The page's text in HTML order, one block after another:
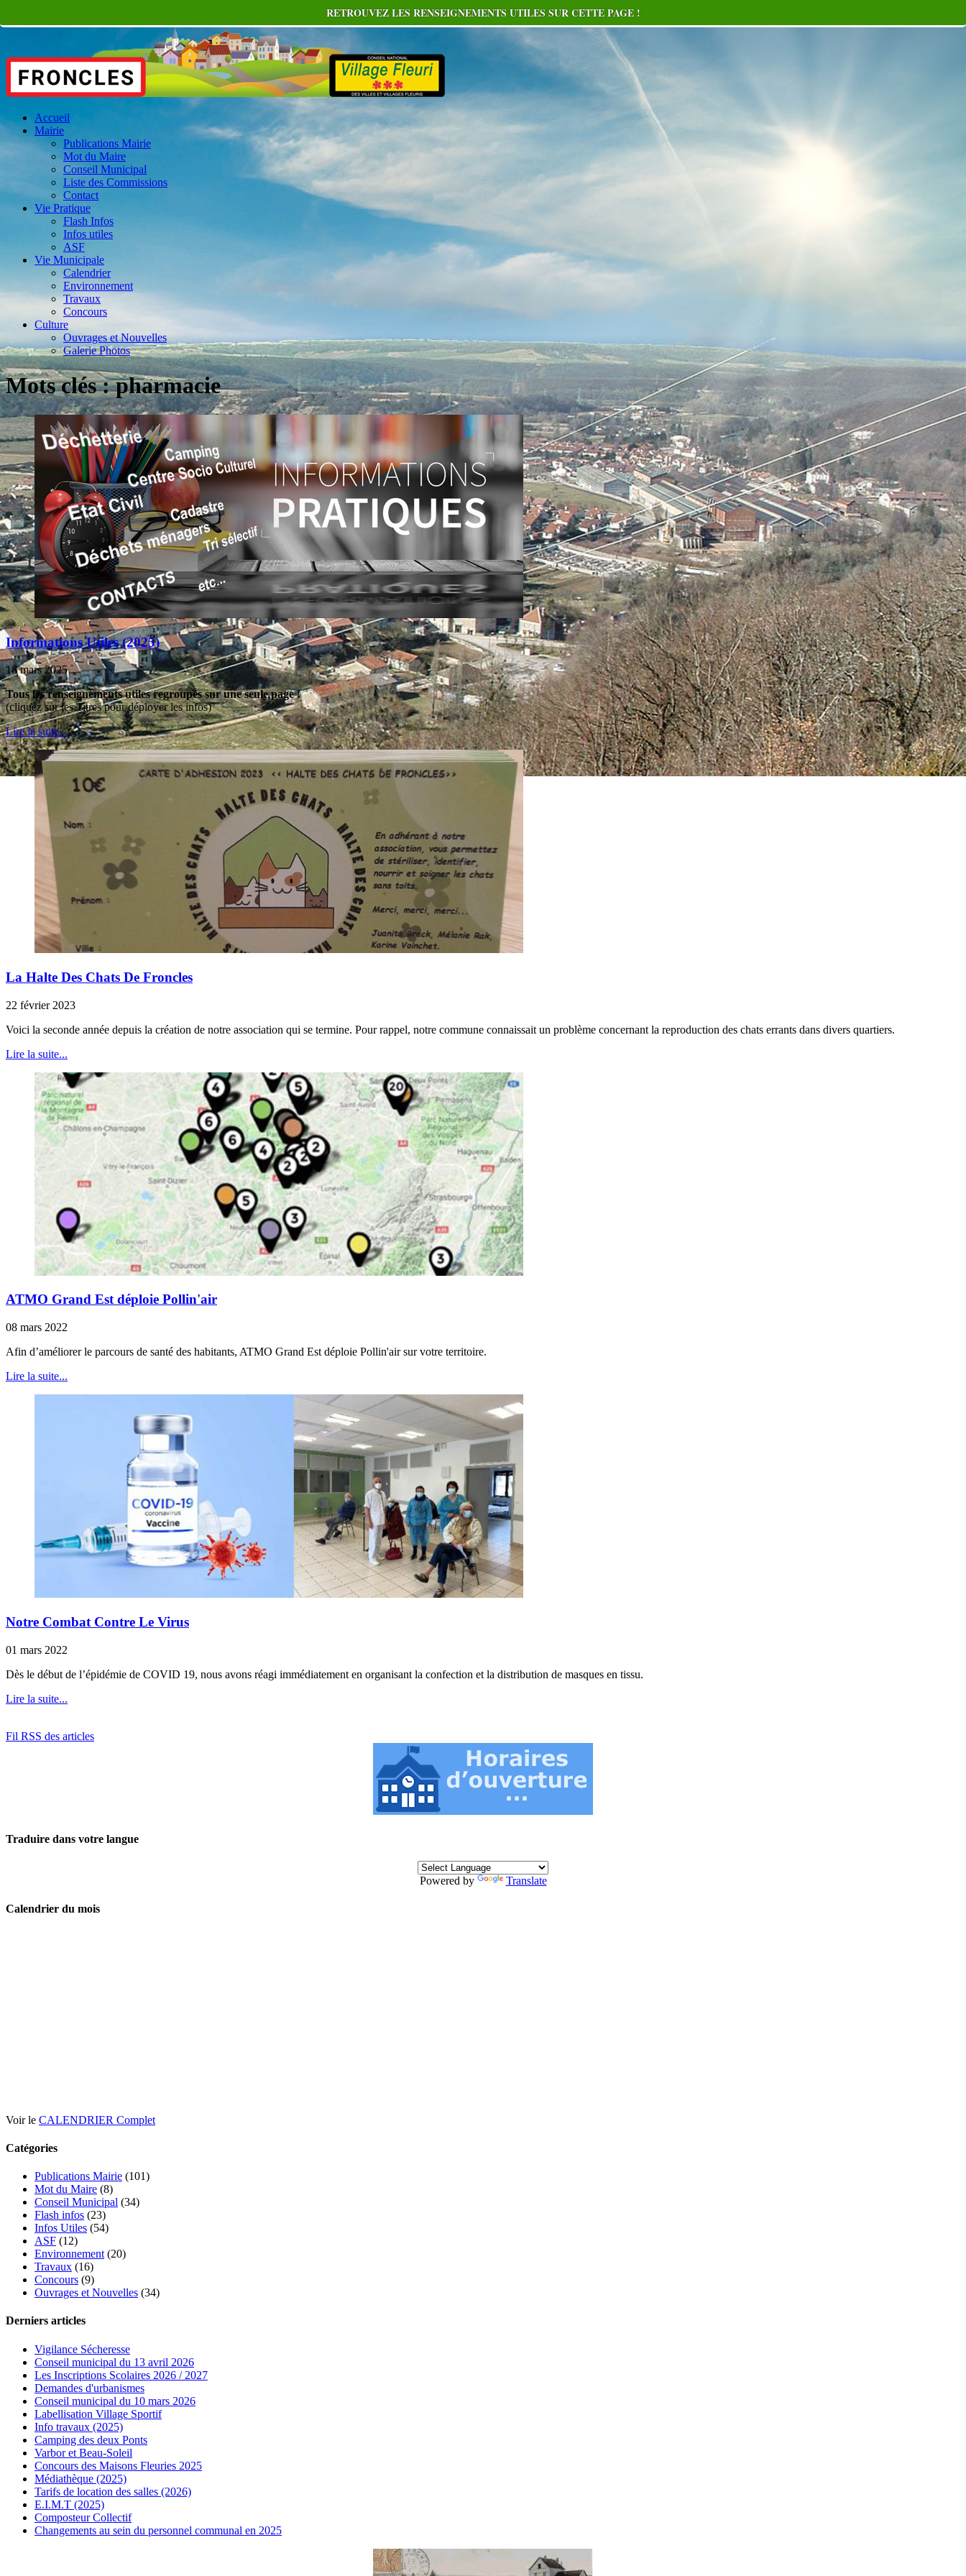
Accueil
Mairie
Publications Mairie
Mot du Maire
Conseil Municipal
Liste des Commissions
Contact
Vie Pratique
Flash Infos
Infos utiles
ASF
Vie Municipale
Calendrier
Environnement
Travaux
Concours
Culture
Ouvrages et Nouvelles
Galerie Photos
Mots clés : pharmacie
Informations Utiles (2025)
18 mars 2025
Tous les renseignements utiles regroupés sur une seule page !
(cliquez sur les Titres pour déployer les infos)
Lire la suite...
La Halte Des Chats De Froncles
22 février 2023
Voici la seconde année depuis la création de notre association qui se termine. Pour rappel, notre commune connaissait un problème concernant la reproduction des chats errants dans divers quartiers.
Lire la suite...
ATMO Grand Est déploie Pollin'air
08 mars 2022
Afin d’améliorer le parcours de santé des habitants, ATMO Grand Est déploie Pollin'air sur votre territoire.
Lire la suite...
Notre Combat Contre Le Virus
01 mars 2022
Dès le début de l’épidémie de COVID 19, nous avons réagi immédiatement en organisant la confection et la distribution de masques en tissu.
Lire la suite...
Fil RSS des articles
Traduire dans votre langue
Powered by Translate
Calendrier du mois
Voir le CALENDRIER Complet
Catégories
Publications Mairie (101)
Mot du Maire (8)
Conseil Municipal (34)
Flash infos (23)
Infos Utiles (54)
ASF (12)
Environnement (20)
Travaux (16)
Concours (9)
Ouvrages et Nouvelles (34)
Derniers articles
Vigilance Sécheresse
Conseil municipal du 13 avril 2026
Les Inscriptions Scolaires 2026 / 2027
Demandes d'urbanismes
Conseil municipal du 10 mars 2026
Labellisation Village Sportif
Info travaux (2025)
Camping des deux Ponts
Varbor et Beau-Soleil
Concours des Maisons Fleuries 2025
Médiathèque (2025)
Tarifs de location des salles (2026)
E.I.M.T (2025)
Composteur Collectif
Changements au sein du personnel communal en 2025
RETROUVEZ LES RENSEIGNEMENTS UTILES SUR CETTE PAGE !